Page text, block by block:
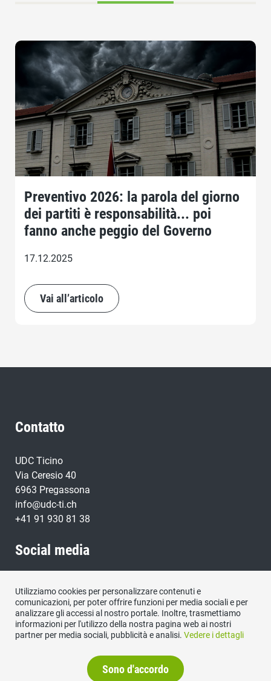
Preventivo 2026: la parola del giorno
dei partiti è responsabilità... poi
fanno anche peggio del Governo
17.12.2025
Vai all’articolo
Contatto
UDC Ticino
Via Ceresio 40
6963 Pregassona
info@udc-ti.ch
+41 91 930 81 38
Social media
Utilizziamo cookies per personalizzare contenuti e
comunicazioni, per poter offrire funzioni per media sociali e per
analizzare gli accessi al nostro portale. Inoltre, trasmettiamo
informazioni per l'utilizzo della nostra pagina web ai nostri
partner per media sociali, pubblicità e analisi. Vedere i dettagli
Sono d'accordo